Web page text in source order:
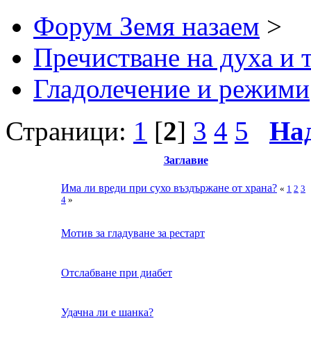
Форум Земя назаем >
Пречистване на духа и
Гладолечение и режими
Страници: 1 [2] 3 4 5
Заглавие
Има ли вреди при сухо въздържане от храна? « 1 2 3
4 »
Мотив за гладуване за рестарт
Отслабване при диабет
Удачна ли е шанка?